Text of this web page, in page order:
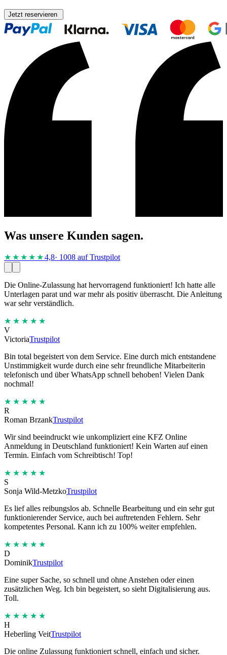
Jetzt reservieren
Was unsere Kunden sagen.
★★★★ ★4,8· 1008 auf Trustpilot
Die Online-Zulassung hat hervorragend funktioniert! Ich hatte alle
Unterlagen parat und war mehr als positiv überrascht. Die Anleitung
war sehr verständlich.
★★★★★
V
VictoriaTrustpilot
Bin total begeistert von dem Service. Eine durch mich entstandene
Unstimmigkeit wurde durch eine sehr freundliche Mitarbeiterin
telefonisch und über WhatsApp schnell behoben! Vielen Dank
nochmal!
★★★★★
R
Roman BrzankTrustpilot
Wir sind beeindruckt wie unkompliziert eine KFZ Online
Anmeldung in Deutschland funktioniert! Kein Warten auf einen
Termin. Einfach vom Schreibtisch! Top!
★★★★★
S
Sonja Wild-MetzkoTrustpilot
Es lief alles reibungslos ab. Schnelle Bearbeitung und ein sehr gut
funktionierender Service, auch bei auftretenden Fehlern. Sehr
kompetentes Personal. Kann ich zu 100% weiter empfehlen.
★★★★★
D
DominikTrustpilot
Eine super Sache, so schnell und ohne Anstehen oder einen
zusätzlichen Weg. Ich bin begeistert, so sieht Digitalisierung aus.
Toll.
★★★★★
H
Heberling VeitTrustpilot
Die online Zulassung funktioniert schnell, einfach und sicher.